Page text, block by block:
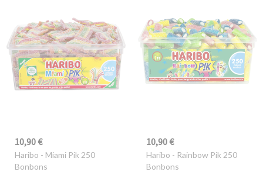
10,90 €
Haribo - Miami Pik 250
Bonbons
10,90 €
Haribo - Rainbow Pik 250
Bonbons